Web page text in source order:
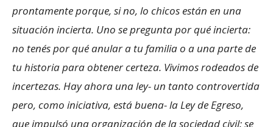
prontamente porque, si no, lo chicos están en una
situación incierta. Uno se pregunta por qué incierta:
no tenés por qué anular a tu familia o a una parte de
tu historia para obtener certeza. Vivimos rodeados de
incertezas. Hay ahora una ley- un tanto controvertida
pero, como iniciativa, está buena- la Ley de Egreso,
que impulsó una organización de la sociedad civil: se